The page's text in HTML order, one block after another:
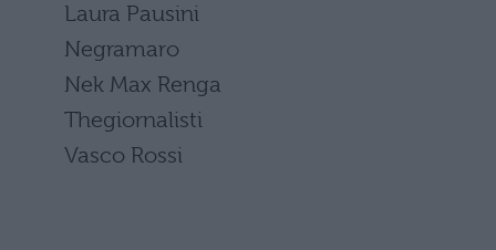
Laura Pausini
Negramaro
Nek Max Renga
Thegiornalisti
Vasco Rossi